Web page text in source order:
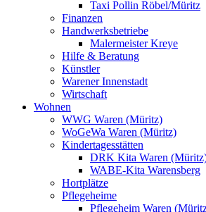
Taxi Pollin Röbel/Müritz
Finanzen
Handwerksbetriebe
Malermeister Kreye
Hilfe & Beratung
Künstler
Warener Innenstadt
Wirtschaft
Wohnen
WWG Waren (Müritz)
WoGeWa Waren (Müritz)
Kindertagesstätten
DRK Kita Waren
WABE-Kita Warensberg
Hortplätze
Pflegeheime
Pflegeheim Waren